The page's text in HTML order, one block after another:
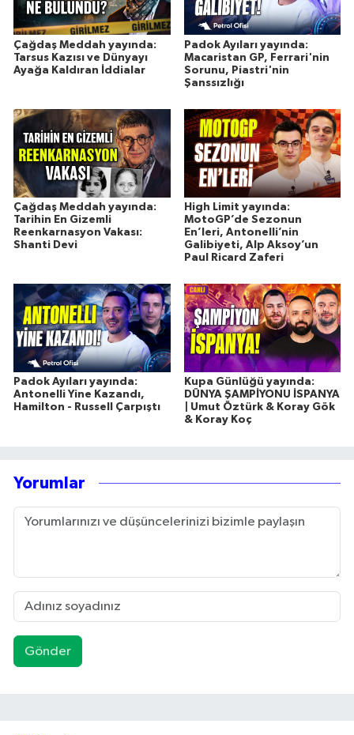
Çağdaş Meddah yayında:
Tarsus Kazısı ve Dünyayı
Ayağa Kaldıran İddialar
Padok Ayıları yayında:
Macaristan GP, Ferrari'nin
Sorunu, Piastri'nin
Şanssızlığı
Çağdaş Meddah yayında:
Tarihin En Gizemli
Reenkarnasyon Vakası:
Shanti Devi
High Limit yayında:
MotoGP’de Sezonun
En’leri, Antonelli’nin
Galibiyeti, Alp Aksoy’un
Paul Ricard Zaferi
Padok Ayıları yayında:
Antonelli Yine Kazandı,
Hamilton - Russell Çarpıştı
Kupa Günlüğü yayında:
DÜNYA ŞAMPİYONU İSPANYA
| Umut Öztürk & Koray Gök
& Koray Koç
Yorumlar
Gönder